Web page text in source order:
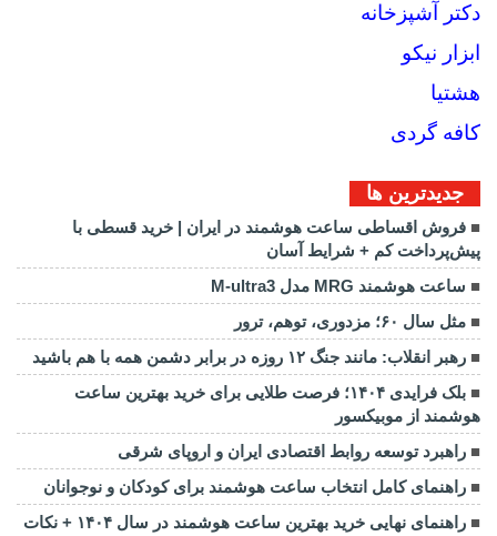
دکتر آشپزخانه
ابزار نیکو
هشتیا
کافه گردی
جديدترين ها
فروش اقساطی ساعت هوشمند در ایران | خرید قسطی با
پیش‌پرداخت کم + شرایط آسان
ساعت هوشمند MRG مدل M-ultra3
مثل سال ۶۰؛ مزدوری، توهم، ترور
رهبر انقلاب: مانند جنگ ۱۲ روزه در برابر دشمن همه با هم باشید
بلک فرایدی ۱۴۰۴؛ فرصت طلایی برای خرید بهترین ساعت
هوشمند از موبیکسور
راهبرد توسعه روابط اقتصادی ایران و اروپای شرقی
راهنمای کامل انتخاب ساعت هوشمند برای کودکان و نوجوانان
راهنمای نهایی خرید بهترین ساعت هوشمند در سال ۱۴۰۴ + نکات